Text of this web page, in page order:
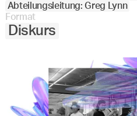
Abteilungsleitung: Greg Lynn
Format
Diskurs